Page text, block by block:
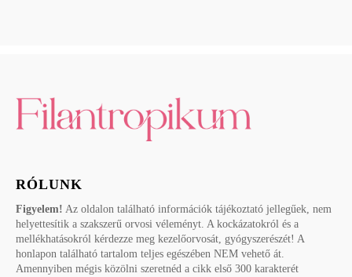
RÓLUNK
Figyelem! Az oldalon található információk tájékoztató jellegűek, nem
helyettesítik a szakszerű orvosi véleményt. A kockázatokról és a
mellékhatásokról kérdezze meg kezelőorvosát, gyógyszerészét! A
honlapon található tartalom teljes egészében NEM vehető át.
Amennyiben mégis közölni szeretnéd a cikk első 300 karakterét